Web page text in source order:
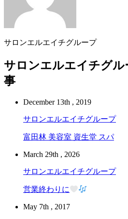
サロンエルエイチグループ
サロンエルエイチグ
事
December 13th , 2019
サロンエルエイチグループ
富田林 美容室 資生堂 スパ
March 29th , 2026
サロンエルエイチグループ
営業終わりに
May 7th , 2017